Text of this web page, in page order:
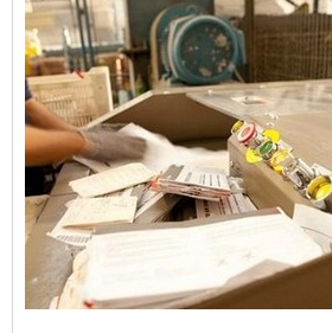
destruição é feita por
especializadas e sob regime
seja, não há nenhum tipo de
diz re...